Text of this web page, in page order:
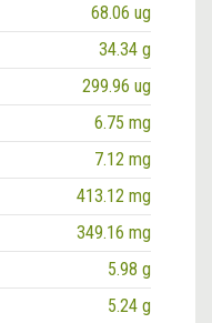
68.06 ug
34.34 g
299.96 ug
6.75 mg
7.12 mg
413.12 mg
349.16 mg
5.98 g
5.24 g